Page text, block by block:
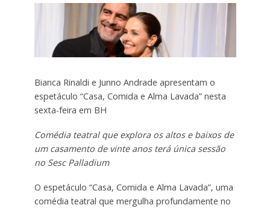
Bianca Rinaldi e Junno Andrade apresentam o
espetáculo “Casa, Comida e Alma Lavada” nesta
sexta-feira em BH
Comédia teatral que explora os altos e baixos de
um casamento de vinte anos terá única sessão
no Sesc Palladium
O espetáculo “Casa, Comida e Alma Lavada”, uma
comédia teatral que mergulha profundamente no